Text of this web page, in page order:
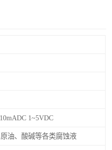
1~5VDC
油、酸碱等各类腐蚀液